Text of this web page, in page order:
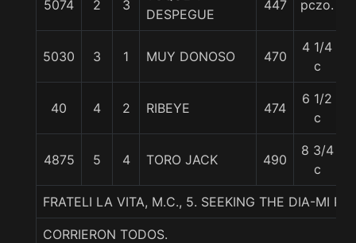
5074 2 3
DESPEGUE
447 pczo.
5030 3 1 MUY DONOSO 470
4 1/4
c
40 4 2 RIBEYE 474
6 1/2
c
4875 5 4 TORO JACK 490
8 3/4
c
FRATELI LA VITA, M.C., 5. SEEKING THE DIA-MI
CORRIERON TODOS.